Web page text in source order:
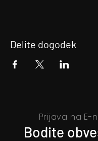
Delite dogodek
Prijava na E-
Bodite